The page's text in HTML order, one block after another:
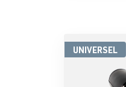
UNIVERSEL